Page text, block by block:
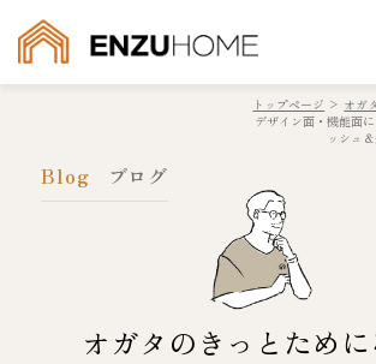
トップページ > オガ
デザイン面・機能面
ッシュ
Blog ブログ
オガタのきっとため